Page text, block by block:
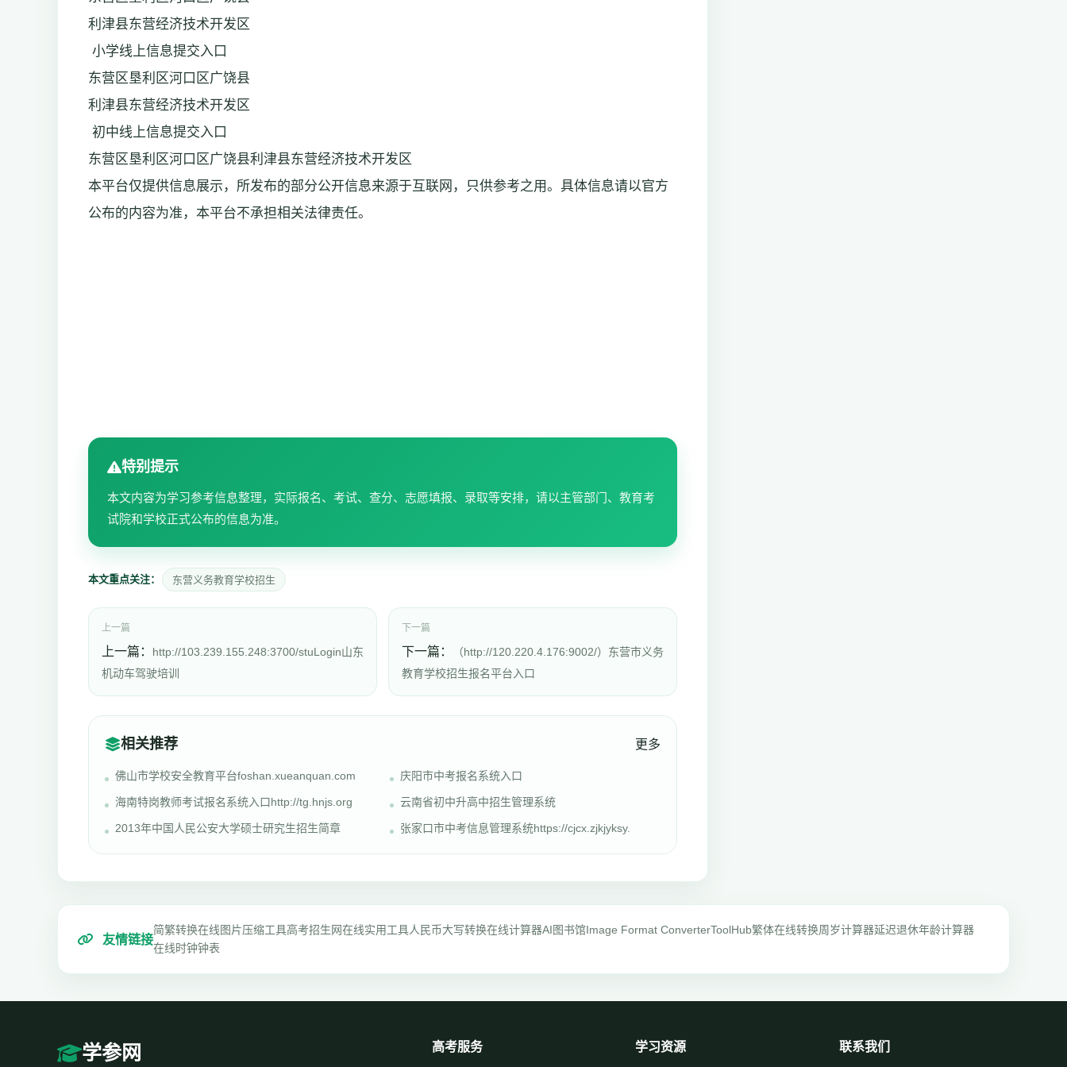
利津县东营经济技术开发区
小学线上信息提交入口
东营区垦利区河口区广饶县
利津县东营经济技术开发区
初中线上信息提交入口
东营区垦利区河口区广饶县利津县东营经济技术开发区
本平台仅提供信息展示，所发布的部分公开信息来源于互联网，只供参考之用。具体信息请以官方
公布的内容为准，本平台不承担相关法律责任。
特别提示
本文内容为学习参考信息整理，实际报名、考试、查分、志愿填报、录取等安排，请以主管部门、教育考
试院和学校正式公布的信息为准。
本文重点关注： 东营义务教育学校招生
上一篇
上一篇： http://103.239.155.248:3700/stuLogin山东
机动车驾驶培训
下一篇
下一篇：
（http://120.220.4.176:9002/）东营市义务
教育学校招生报名平台入口
相关推荐 更多
佛山市学校安全教育平台foshan.xueanquan.com 庆阳市中考报名系统入口
海南特岗教师考试报名系统入口http://tg.hnjs.org 云南省初中升高中招生管理系统
2013年中国人民公安大学硕士研究生招生简章 张家口市中考信息管理系统https://cjcx.zjkjyksy.
友情链接
简繁转换在线图片压缩工具高考招生网在线实用工具人民币大写转换在线计算器AI图书馆Image Format ConverterToolHub繁体在线转换周岁计算器延迟退休年龄计算器
在线时钟钟表
学参网 高考服务 学习资源 联系我们